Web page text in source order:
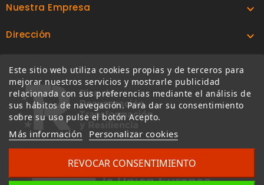
Nuestra Empresa 
Dirección 
Este sitio web utiliza cookies propias y de terceros para
mejorar nuestros servicios y mostrarle publicidad
relacionada con sus preferencias mediante el análisis de
sus hábitos de navegación. Para dar su consentimiento
sobre su uso pulse el botón Acepto.
Más información Personalizar cookies
REVOCAR CONSENTIMIENTO